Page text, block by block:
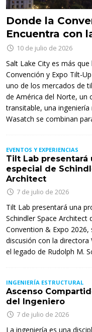
Donde la
Encuentra con
10 de julio de 2026
Salt Lake City es más que
Convención y Expo Tilt-
uno de los mercados de
de América del Norte, un
transitable, una
Wasatch se combinan
EVENTOS Y EXPERIENCIAS
Tilt Lab presentará
especial de
Architect
7 de julio de 2026
Tilt Lab presentará una
Schindler Space Architect
Convention & Expo 2026,
discusión con la directora
el legado de Rudolph M.
INGENIERÍA ESTRUCTURAL
Ascenso
del Ingeniero
7 de julio de 2026
La ingeniería es una